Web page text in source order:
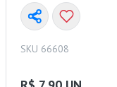
SKU 66608